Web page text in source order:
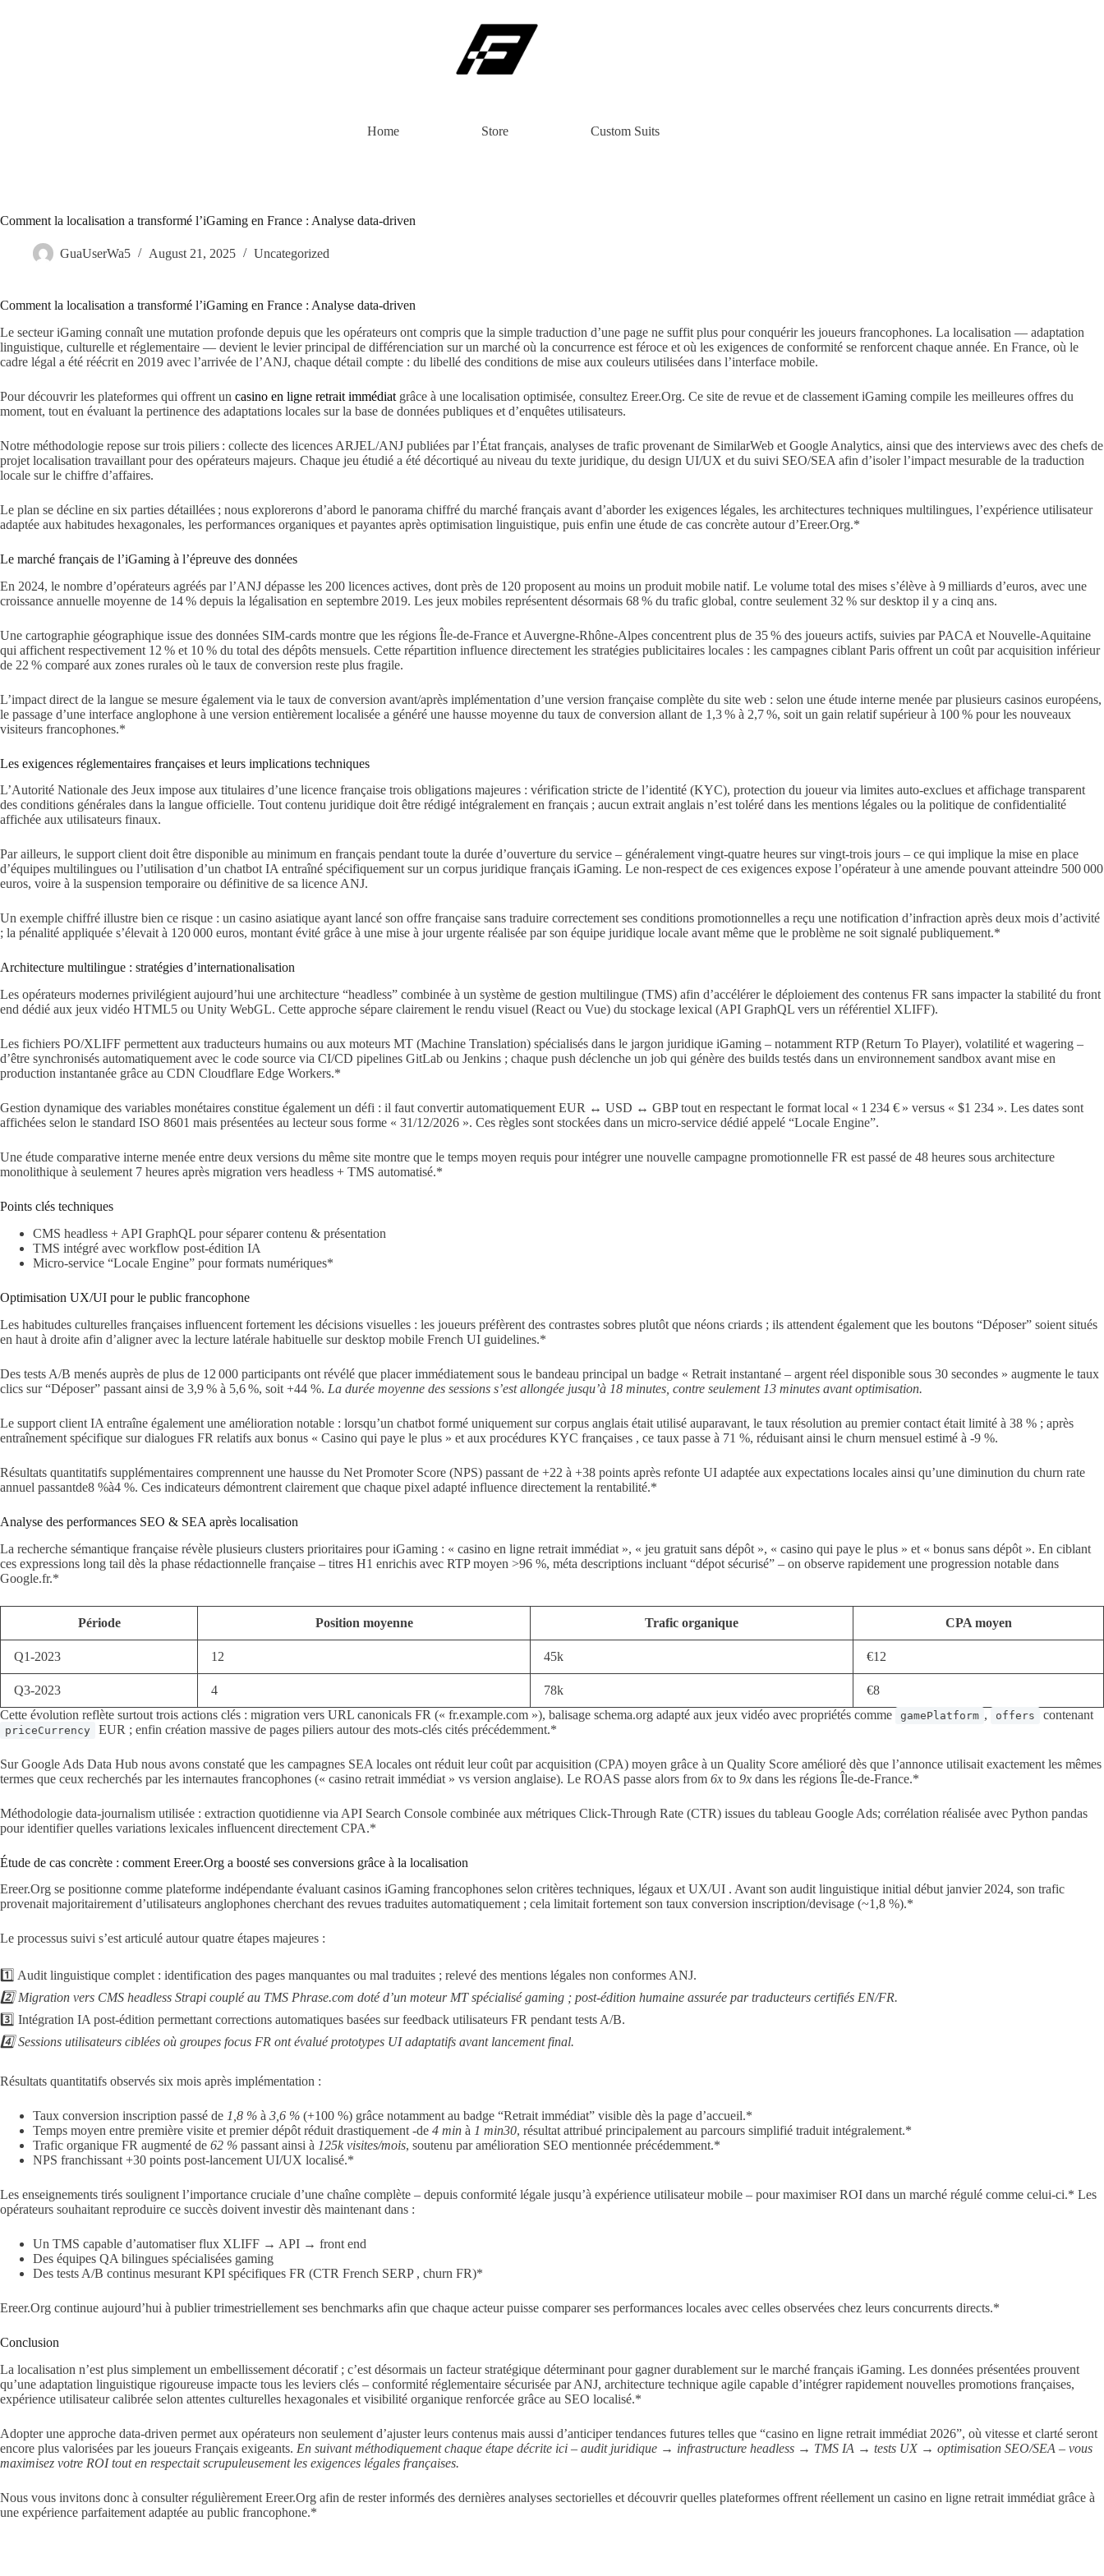
Home Store Custom Suits
Comment la localisation a transformé l’iGaming en France : Analyse data‑driven
GuaUserWa5 August 21, 2025 Uncategorized
Comment la localisation a transformé l’iGaming en France : Analyse data‑driven
Le secteur iGaming connaît une mutation profonde depuis que les opérateurs ont compris que la simple traduction d’une page ne suffit plus pour conquérir les joueurs francophones. La localisation — adaptation
linguistique, culturelle et réglementaire — devient le levier principal de différenciation sur un marché où la concurrence est féroce et où les exigences de conformité se renforcent chaque année. En France, où le
cadre légal a été réécrit en 2019 avec l’arrivée de l’ANJ, chaque détail compte : du libellé des conditions de mise aux couleurs utilisées dans l’interface mobile.
Pour découvrir les plateformes qui offrent un casino en ligne retrait immédiat grâce à une localisation optimisée, consultez Ereer.Org. Ce site de revue et de classement iGaming compile les meilleures offres du
moment, tout en évaluant la pertinence des adaptations locales sur la base de données publiques et d’enquêtes utilisateurs.
Notre méthodologie repose sur trois piliers : collecte des licences ARJEL/ANJ publiées par l’État français, analyses de trafic provenant de SimilarWeb et Google Analytics, ainsi que des interviews avec des chefs de
projet localisation travaillant pour des opérateurs majeurs. Chaque jeu étudié a été décortiqué au niveau du texte juridique, du design UI/UX et du suivi SEO/SEA afin d’isoler l’impact mesurable de la traduction
locale sur le chiffre d’affaires.
Le plan se décline en six parties détaillées ; nous explorerons d’abord le panorama chiffré du marché français avant d’aborder les exigences légales, les architectures techniques multilingues, l’expérience utilisateur
adaptée aux habitudes hexagonales, les performances organiques et payantes après optimisation linguistique, puis enfin une étude de cas concrète autour d’Ereer.Org.*
Le marché français de l’iGaming à l’épreuve des données
En 2024, le nombre d’opérateurs agréés par l’ANJ dépasse les 200 licences actives, dont près de 120 proposent au moins un produit mobile natif. Le volume total des mises s’élève à 9 milliards d’euros, avec une
croissance annuelle moyenne de 14 % depuis la légalisation en septembre 2019. Les jeux mobiles représentent désormais 68 % du trafic global, contre seulement 32 % sur desktop il y a cinq ans.
Une cartographie géographique issue des données SIM‑cards montre que les régions Île‑de‑France et Auvergne‑Rhône‑Alpes concentrent plus de 35 % des joueurs actifs, suivies par PACA et Nouvelle‑Aquitaine
qui affichent respectivement 12 % et 10 % du total des dépôts mensuels. Cette répartition influence directement les stratégies publicitaires locales : les campagnes ciblant Paris offrent un coût par acquisition inférieur
de 22 % comparé aux zones rurales où le taux de conversion reste plus fragile.
L’impact direct de la langue se mesure également via le taux de conversion avant/après implémentation d’une version française complète du site web : selon une étude interne menée par plusieurs casinos européens,
le passage d’une interface anglophone à une version entièrement localisée a généré une hausse moyenne du taux de conversion allant de 1,3 % à 2,7 %, soit un gain relatif supérieur à 100 % pour les nouveaux
visiteurs francophones.*
Les exigences réglementaires françaises et leurs implications techniques
L’Autorité Nationale des Jeux impose aux titulaires d’une licence française trois obligations majeures : vérification stricte de l’identité (KYC), protection du joueur via limites auto‑exclues et affichage transparent
des conditions générales dans la langue officielle. Tout contenu juridique doit être rédigé intégralement en français ; aucun extrait anglais n’est toléré dans les mentions légales ou la politique de confidentialité
affichée aux utilisateurs finaux.
Par ailleurs, le support client doit être disponible au minimum en français pendant toute la durée d’ouverture du service – généralement vingt‑quatre heures sur vingt‑trois jours – ce qui implique la mise en place
d’équipes multilingues ou l’utilisation d’un chatbot IA entraîné spécifiquement sur un corpus juridique français iGaming. Le non‑respect de ces exigences expose l’opérateur à une amende pouvant atteindre 500 000
euros, voire à la suspension temporaire ou définitive de sa licence ANJ.
Un exemple chiffré illustre bien ce risque : un casino asiatique ayant lancé son offre française sans traduire correctement ses conditions promotionnelles a reçu une notification d’infraction après deux mois d’activité
; la pénalité appliquée s’élevait à 120 000 euros, montant évité grâce à une mise à jour urgente réalisée par son équipe juridique locale avant même que le problème ne soit signalé publiquement.*
Architecture multilingue : stratégies d’internationalisation
Les opérateurs modernes privilégient aujourd’hui une architecture “headless” combinée à un système de gestion multilingue (TMS) afin d’accélérer le déploiement des contenus FR sans impacter la stabilité du front
end dédié aux jeux vidéo HTML5 ou Unity WebGL. Cette approche sépare clairement le rendu visuel (React ou Vue) du stockage lexical (API GraphQL vers un référentiel XLIFF).
Les fichiers PO/XLIFF permettent aux traducteurs humains ou aux moteurs MT (Machine Translation) spécialisés dans le jargon juridique iGaming – notamment RTP (Return To Player), volatilité et wagering –
d’être synchronisés automatiquement avec le code source via CI/CD pipelines GitLab ou Jenkins ; chaque push déclenche un job qui génère des builds testés dans un environnement sandbox avant mise en
production instantanée grâce au CDN Cloudflare Edge Workers.*
Gestion dynamique des variables monétaires constitue également un défi : il faut convertir automatiquement EUR ↔ USD ↔ GBP tout en respectant le format local « 1 234 € » versus « $1 234 ». Les dates sont
affichées selon le standard ISO 8601 mais présentées au lecteur sous forme « 31/12/2026 ». Ces règles sont stockées dans un micro‑service dédié appelé “Locale Engine”.
Une étude comparative interne menée entre deux versions du même site montre que le temps moyen requis pour intégrer une nouvelle campagne promotionnelle FR est passé de 48 heures sous architecture
monolithique à seulement 7 heures après migration vers headless + TMS automatisé.*
Points clés techniques
CMS headless + API GraphQL pour séparer contenu & présentation
TMS intégré avec workflow post‑édition IA
Micro‑service “Locale Engine” pour formats numériques*
Optimisation UX/UI pour le public francophone
Les habitudes culturelles françaises influencent fortement les décisions visuelles : les joueurs préfèrent des contrastes sobres plutôt que néons criards ; ils attendent également que les boutons “Déposer” soient situés
en haut à droite afin d’aligner avec la lecture latérale habituelle sur desktop mobile French UI guidelines.*
Des tests A/B menés auprès de plus de 12 000 participants ont révélé que placer immédiatement sous le bandeau principal un badge « Retrait instantané – argent réel disponible sous 30 secondes » augmente le taux
clics sur “Déposer” passant ainsi de 3,9 % à 5,6 %, soit +44 %. La durée moyenne des sessions s’est allongée jusqu’à 18 minutes, contre seulement 13 minutes avant optimisation.
Le support client IA entraîne également une amélioration notable : lorsqu’un chatbot formé uniquement sur corpus anglais était utilisé auparavant, le taux résolution au premier contact était limité à 38 % ; après
entraînement spécifique sur dialogues FR relatifs aux bonus « Casino qui paye le plus » et aux procédures KYC françaises , ce taux passe à 71 %, réduisant ainsi le churn mensuel estimé à -9 %.
Résultats quantitatifs supplémentaires comprennent une hausse du Net Promoter Score (NPS) passant de +22 à +38 points après refonte UI adaptée aux expectations locales ainsi qu’une diminution du churn rate
annuel passantde8 %à4 %. Ces indicateurs démontrent clairement que chaque pixel adapté influence directement la rentabilité.*
Analyse des performances SEO & SEA après localisation
La recherche sémantique française révèle plusieurs clusters prioritaires pour iGaming : « casino en ligne retrait immédiat », « jeu gratuit sans dépôt », « casino qui paye le plus » et « bonus sans dépôt ». En ciblant
ces expressions long tail dès la phase rédactionnelle française – titres H1 enrichis avec RTP moyen >96 %, méta descriptions incluant “dépot sécurisé” – on observe rapidement une progression notable dans
Google.fr.*
Période Position moyenne Trafic organique CPA moyen
Q1‑2023 12 45k €12
Q3‑2023 4 78k
€8
Cette évolution reflète surtout trois actions clés : migration vers URL canonicals FR (« fr.example.com »), balisage schema.org adapté aux jeux vidéo avec propriétés comme
gamePlatform , offers contenant
priceCurrency EUR ; enfin création massive de pages piliers autour des mots-clés cités précédemment.*
Sur Google Ads Data Hub nous avons constaté que les campagnes SEA locales ont réduit leur coût par acquisition (CPA) moyen grâce à un Quality Score amélioré dès que l’annonce utilisait exactement les mêmes
termes que ceux recherchés par les internautes francophones (« casino retrait immédiat » vs version anglaise). Le ROAS passe alors from 6x to 9x dans les régions Île-de-France.*
Méthodologie data-journalism utilisée : extraction quotidienne via API Search Console combinée aux métriques Click‑Through Rate (CTR) issues du tableau Google Ads; corrélation réalisée avec Python pandas
pour identifier quelles variations lexicales influencent directement CPA.*
Étude de cas concrète : comment Ereer.Org a boosté ses conversions grâce à la localisation
Ereer.Org se positionne comme plateforme indépendante évaluant casinos iGaming francophones selon critères techniques, légaux et UX/UI . Avant son audit linguistique initial début janvier 2024, son trafic
provenait majoritairement d’utilisateurs anglophones cherchant des revues traduites automatiquement ; cela limitait fortement son taux conversion inscription/devisage (~1,8 %).*
Le processus suivi s’est articulé autour quatre étapes majeures :
1️⃣ Audit linguistique complet : identification des pages manquantes ou mal traduites ; relevé des mentions légales non conformes ANJ.
2️⃣ Migration vers CMS headless Strapi couplé au TMS Phrase.com doté d’un moteur MT spécialisé gaming ; post‑édition humaine assurée par traducteurs certifiés EN/FR.
3️⃣ Intégration IA post‑édition permettant corrections automatiques basées sur feedback utilisateurs FR pendant tests A/B.
4️⃣ Sessions utilisateurs ciblées où groupes focus FR ont évalué prototypes UI adaptatifs avant lancement final.
Résultats quantitatifs observés six mois après implémentation :
Taux conversion inscription passé de 1,8 % à 3,6 % (+100 %) grâce notamment au badge “Retrait immédiat” visible dès la page d’accueil.*
Temps moyen entre première visite et premier dépôt réduit drastiquement ‑de 4 min à 1 min30, résultat attribué principalement au parcours simplifié traduit intégralement.*
Trafic organique FR augmenté de 62 % passant ainsi à 125k visites/mois, soutenu par amélioration SEO mentionnée précédemment.*
NPS franchissant +30 points post‐lancement UI/UX localisé.*
Les enseignements tirés soulignent l’importance cruciale d’une chaîne complète – depuis conformité légale jusqu’à expérience utilisateur mobile – pour maximiser ROI dans un marché régulé comme celui-ci.* Les
opérateurs souhaitant reproduire ce succès doivent investir dès maintenant dans :
Un TMS capable d’automatiser flux XLIFF → API → front end
Des équipes QA bilingues spécialisées gaming
Des tests A/B continus mesurant KPI spécifiques FR (CTR French SERP , churn FR)*
Ereer.Org continue aujourd’hui à publier trimestriellement ses benchmarks afin que chaque acteur puisse comparer ses performances locales avec celles observées chez leurs concurrents directs.*
Conclusion
La localisation n’est plus simplement un embellissement décoratif ; c’est désormais un facteur stratégique déterminant pour gagner durablement sur le marché français iGaming. Les données présentées prouvent
qu’une adaptation linguistique rigoureuse impacte tous les leviers clés – conformité réglementaire sécurisée par ANJ, architecture technique agile capable d’intégrer rapidement nouvelles promotions françaises,
expérience utilisateur calibrée selon attentes culturelles hexagonales et visibilité organique renforcée grâce au SEO localisé.*
Adopter une approche data‑driven permet aux opérateurs non seulement d’ajuster leurs contenus mais aussi d’anticiper tendances futures telles que “casino en ligne retrait immédiat 2026”, où vitesse et clarté seront
encore plus valorisées par les joueurs Français exigeants. En suivant méthodiquement chaque étape décrite ici – audit juridique → infrastructure headless → TMS IA → tests UX → optimisation SEO/SEA – vous
maximisez votre ROI tout en respectait scrupuleusement les exigences légales françaises.
Nous vous invitons donc à consulter régulièrement Ereer.Org afin de rester informés des dernières analyses sectorielles et découvrir quelles plateformes offrent réellement un casino en ligne retrait immédiat grâce à
une expérience parfaitement adaptée au public francophone.*